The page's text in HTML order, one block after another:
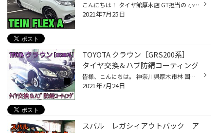
こんにちは！ タイヤ館厚木店 GT担当の 小野澤です(^^♪ 当店は 「タイヤ館」という名前ですが 足廻り交換などのご相談も大得意です！ 一例として ホンダ オデッセイ こちらのお客様は ご両親も乗せるとのことで 「乗り心地が悪くない車高調」 とのご要望で TEIN FLEX A を取り付けさせていただきま...
2021年7月25日
TOYOTA クラウン［GRS200系］
タイヤ交換＆ハブ防錆コーティング
皆様、こんにちは。 神奈川県厚木市林 国道412号線沿い ワイルドワンさん隣の タイヤ館厚木店 山ちゃん です(*‘∀‘) 当店のホームページをご覧いただき、ありがとうございます♪ 本日のお車はこちら ↓ TOYOTA クラウン[GRS200系] です！ 本日は タイヤ4本交換：ポテンザS007A 225／45R18 と ハブの...
2021年7月24日
スバル レガシィアウトバック ア